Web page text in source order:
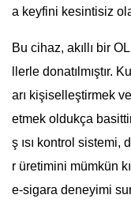
a keyfini kesintisiz
Bu cihaz, akıllı bir
llerle donatılmıştır.
arı kişiselleştirmek
etmek oldukça
ş ısı kontrol sistemi,
r üretimini mümkün
e-sigara deneyimi